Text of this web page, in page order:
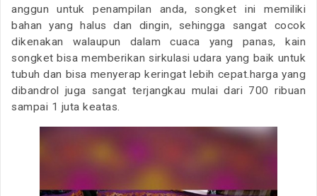
anggun untuk penampilan anda, songket ini memiliki
bahan yang halus dan dingin, sehingga sangat cocok
dikenakan walaupun dalam cuaca yang panas, kain
songket bisa memberikan sirkulasi udara yang baik untuk
tubuh dan bisa menyerap keringat lebih cepat.harga yang
dibandrol juga sangat terjangkau mulai dari 700 ribuan
sampai 1 juta keatas.